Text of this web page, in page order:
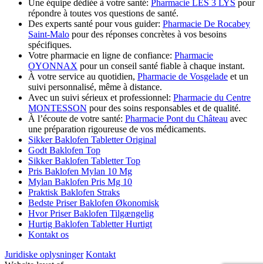
Une équipe dédiée à votre santé: Pharmacie LES 3 LYS pour
répondre à toutes vos questions de santé.
Des experts santé pour vous guider: Pharmacie De Rocabey
Saint-Malo pour des réponses concrètes à vos besoins
spécifiques.
Votre pharmacie en ligne de confiance: Pharmacie
OYONNAX pour un conseil santé fiable à chaque instant.
À votre service au quotidien, Pharmacie de Vosgelade et un
suivi personnalisé, même à distance.
Avec un suivi sérieux et professionnel: Pharmacie du Centre
MONTESSON pour des soins responsables et de qualité.
À l’écoute de votre santé: Pharmacie Pont du Château avec
une préparation rigoureuse de vos médicaments.
Sikker Baklofen Tabletter Original
Godt Baklofen Top
Sikker Baklofen Tabletter Top
Pris Baklofen Mylan 10 Mg
Mylan Baklofen Pris Mg 10
Praktisk Baklofen Straks
Bedste Priser Baklofen Økonomisk
Hvor Priser Baklofen Tilgængelig
Hurtig Baklofen Tabletter Hurtigt
Kontakt os
Juridiske oplysninger Kontakt